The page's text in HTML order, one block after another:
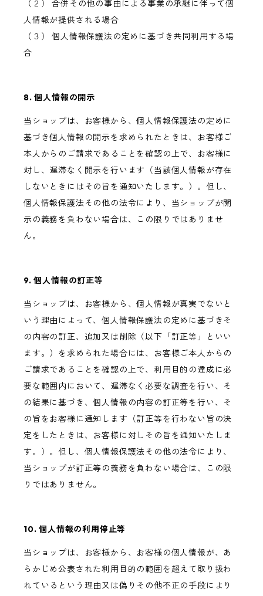
（２） 合併その他の事由による事業の承継に伴って個
人情報が提供される場合
（３） 個人情報保護法の定めに基づき共同利用する場
合
8. 個人情報の開示
当ショップは、お客様から、個人情報保護法の定めに
基づき個人情報の開示を求められたときは、お客様ご
本人からのご請求であることを確認の上で、お客様に
対し、遅滞なく開示を行います（当該個人情報が存在
しないときにはその旨を通知いたします。）。但し、
個人情報保護法その他の法令により、当ショップが開
示の義務を負わない場合は、この限りではありませ
ん。
9. 個人情報の訂正等
当ショップは、お客様から、個人情報が真実でないと
いう理由によって、個人情報保護法の定めに基づきそ
の内容の訂正、追加又は削除（以下「訂正等」といい
ます。）を求められた場合には、お客様ご本人からの
ご請求であることを確認の上で、利用目的の達成に必
要な範囲内において、遅滞なく必要な調査を行い、そ
の結果に基づき、個人情報の内容の訂正等を行い、そ
の旨をお客様に通知します（訂正等を行わない旨の決
定をしたときは、お客様に対しその旨を通知いたしま
す。）。但し、個人情報保護法その他の法令により、
当ショップが訂正等の義務を負わない場合は、この限
りではありません。
10. 個人情報の利用停止等
当ショップは、お客様から、お客様の個人情報が、あ
らかじめ公表された利用目的の範囲を超えて取り扱わ
れているという理由又は偽りその他不正の手段により